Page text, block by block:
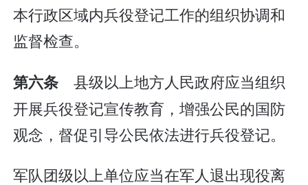
本行政区域内兵役登记工作的组织协调和
监督检查。
第六条县级以上地方人民政府应当组织
开展兵役登记宣传教育，增强公民的国防
观念，督促引导公民依法进行兵役登记。
军队团级以上单位应当在军人退出现役离